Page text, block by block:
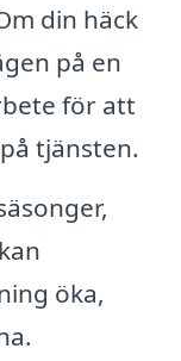
din häck
på en
för att
tjänsten.
öka,